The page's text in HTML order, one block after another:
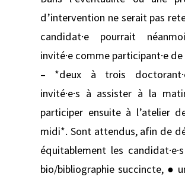
d’intervention ne serait pas
candidat·e pourrait
invité·e comme participant·e de
– *deux à trois
invité·e·s à assister à la
participer ensuite à l’atelier
midi*. Sont attendus, afin de
équitablement les
bio/bibliographie succincte, ●